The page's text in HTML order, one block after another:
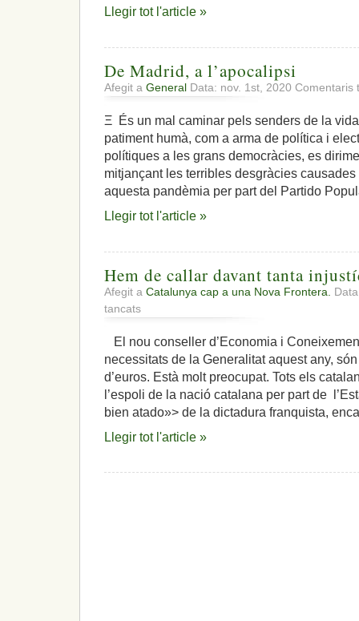
Llegir tot l'article »
De Madrid, a l’apocalipsi
Afegit a General Data: nov. 1st, 2020 Comentaris
Ξ És un mal caminar pels senders de la
patiment humà, com a arma de política i
polítiques a les grans democràcies, es
mitjançant les terribles desgràcies
aquesta pandèmia per part del Partido
Llegir tot l'article »
Hem de callar davant tanta
Afegit a Catalunya cap a una Nova Frontera.
tancats
Hem
callar
davant
tanta
injustícia
social?
El nou conseller d’Economia i
necessitats de la Generalitat aquest any,
d’euros. Està molt preocupat. Tots els
l’espoli de la nació catalana per part de
bien atado»> de la dictadura franquista,
Llegir tot l'article »